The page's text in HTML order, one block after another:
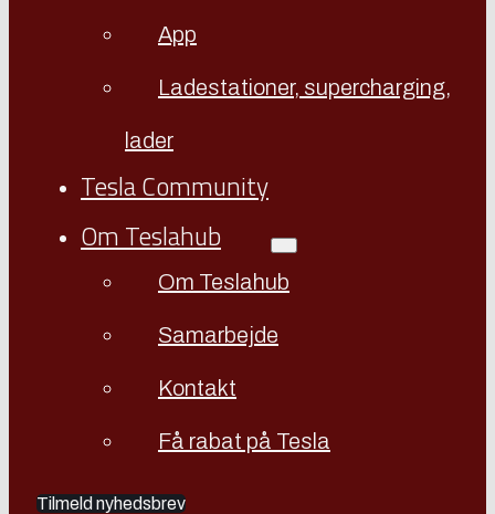
App
Ladestationer, supercharging,
lader
Tesla Community
Om Teslahub
Om Teslahub
Samarbejde
Kontakt
Få rabat på Tesla
Tilmeld nyhedsbrev